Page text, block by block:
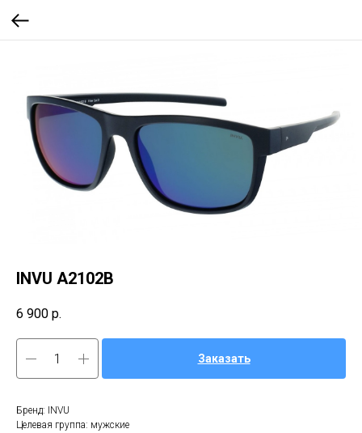
INVU A2102B
6 900 р.
Заказать
Бренд: INVU
Целевая группа: мужские